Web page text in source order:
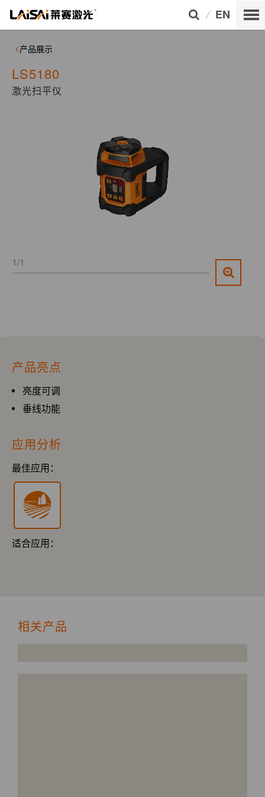
EN
产品展示
LS5180
激光扫平仪
1/1
产品亮点
亮度可调
垂线功能
应用分析
最佳应用：
适合应用：
相关产品